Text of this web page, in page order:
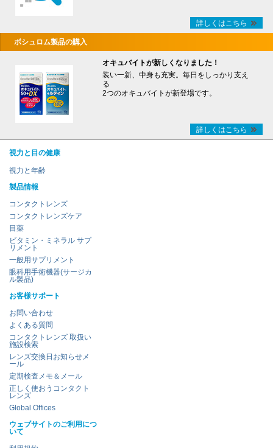
詳しくはこちら
ボシュロム製品の購入
オキュバイトが新しくなりました！
装い一新、中身も充実。毎日をしっかり支え
る
2つのオキュバイトが新登場です。
詳しくはこちら
視力と目の健康
視力と年齢
製品情報
コンタクトレンズ
コンタクトレンズケア
目薬
ビタミン・ミネラル サプ
リメント
一般用サプリメント
眼科用手術機器(サージカ
ル製品)
お客様サポート
お問い合わせ
よくある質問
コンタクトレンズ 取扱い
施設検索
レンズ交換日お知らせメ
ール
定期検査メモ＆メール
正しく使おうコンタクト
レンズ
Global Offices
ウェブサイトのご利用につ
いて